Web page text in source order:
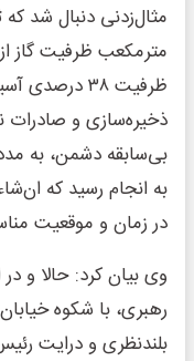
مترمکعب ظرفیت گاز
ظرفیت ۳۸
ذخیره‌سازی و
بی‌سابقه دشمن، به
به انجام رسید که
در زمان و موقعیت
وی بیان کرد: حالا و
رهبری، با شکوه
بلندنظری و درایت